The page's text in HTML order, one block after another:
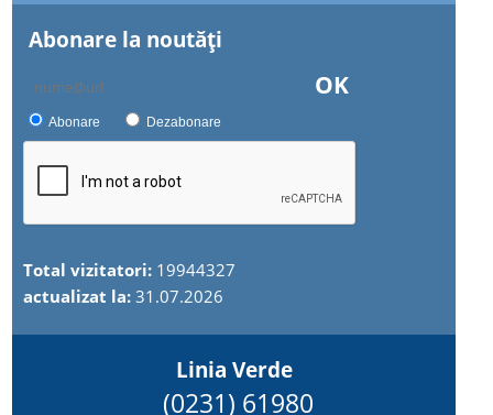
Abonare la noutăţi
OK
Abonare Dezabonare
Total vizitatori: 19944327
actualizat la:31.07.2026
Linia Verde
(0231) 61980